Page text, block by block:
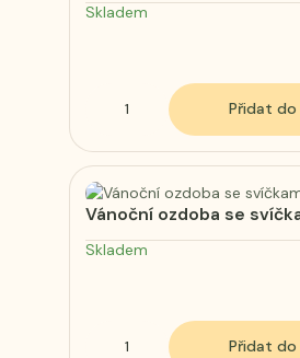
Skladem
Přidat do
Vánoční ozdoba se
Skladem
Přidat do